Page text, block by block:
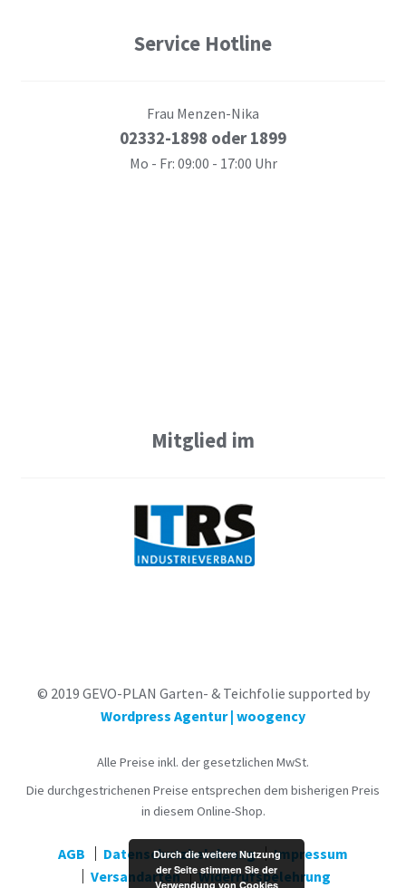
Service Hotline
Frau Menzen-Nika
02332-1898 oder 1899
Mo - Fr: 09:00 - 17:00 Uhr
Mitglied im
© 2019 GEVO-PLAN Garten- & Teichfolie supported by
Wordpress Agentur | woogency
Alle Preise inkl. der gesetzlichen MwSt.
Die durchgestrichenen Preise entsprechen dem bisherigen Preis
in diesem Online-Shop.
AGB Datenschutzbelehrung
Impressum
Versandarten
Widerrufsbelehrung
Durch die weitere Nutzung
der Seite stimmen Sie der
Verwendung von Cookies